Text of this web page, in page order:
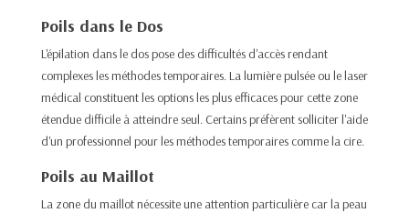
Poils dans le Dos
L'épilation dans le dos pose des difficultés d'accès rendant
complexes les méthodes temporaires. La lumière pulsée ou le laser
médical constituent les options les plus efficaces pour cette zone
étendue difficile à atteindre seul. Certains préfèrent solliciter l'aide
d'un professionnel pour les méthodes temporaires comme la cire.​
Poils au Maillot
La zone du maillot nécessite une attention particulière car la peau